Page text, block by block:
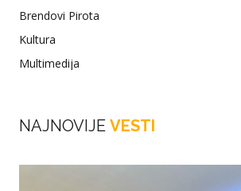
Brendovi Pirota
Kultura
Multimedija
NAJNOVIJE VESTI